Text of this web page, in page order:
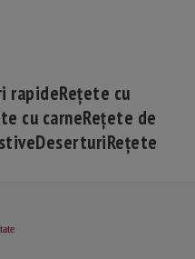
rapideRețete cu
cu carneRețete de
DeserturiRețete